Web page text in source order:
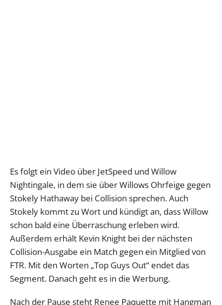
Es folgt ein Video über JetSpeed und Willow
Nightingale, in dem sie über Willows Ohrfeige gegen
Stokely Hathaway bei Collision sprechen. Auch
Stokely kommt zu Wort und kündigt an, dass Willow
schon bald eine Überraschung erleben wird.
Außerdem erhält Kevin Knight bei der nächsten
Collision-Ausgabe ein Match gegen ein Mitglied von
FTR. Mit den Worten „Top Guys Out“ endet das
Segment. Danach geht es in die Werbung.
Nach der Pause steht Renee Paquette mit Hangman